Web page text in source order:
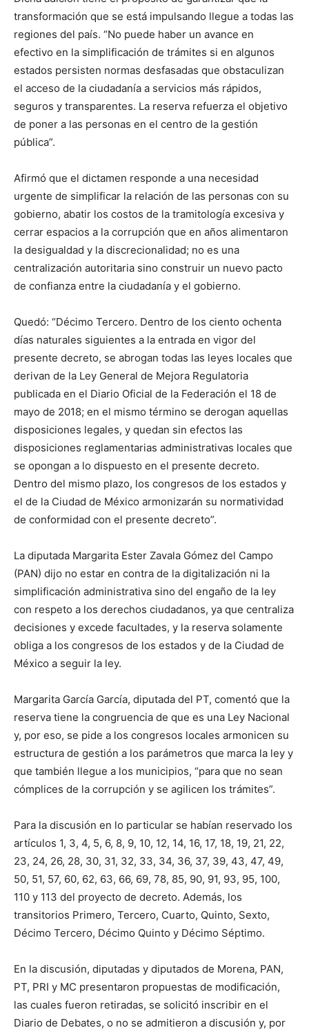
transformación que se está impulsando llegue a todas las
regiones del país. “No puede haber un avance en
efectivo en la simplificación de trámites si en algunos
estados persisten normas desfasadas que obstaculizan
el acceso de la ciudadanía a servicios más rápidos,
seguros y transparentes. La reserva refuerza el objetivo
de poner a las personas en el centro de la gestión
pública”.
Afirmó que el dictamen responde a una necesidad
urgente de simplificar la relación de las personas con su
gobierno, abatir los costos de la tramitología excesiva y
cerrar espacios a la corrupción que en años alimentaron
la desigualdad y la discrecionalidad; no es una
centralización autoritaria sino construir un nuevo pacto
de confianza entre la ciudadanía y el gobierno.
Quedó: “Décimo Tercero. Dentro de los ciento ochenta
días naturales siguientes a la entrada en vigor del
presente decreto, se abrogan todas las leyes locales que
derivan de la Ley General de Mejora Regulatoria
publicada en el Diario Oficial de la Federación el 18 de
mayo de 2018; en el mismo término se derogan aquellas
disposiciones legales, y quedan sin efectos las
disposiciones reglamentarias administrativas locales que
se opongan a lo dispuesto en el presente decreto.
Dentro del mismo plazo, los congresos de los estados y
el de la Ciudad de México armonizarán su normatividad
de conformidad con el presente decreto”.
La diputada Margarita Ester Zavala Gómez del Campo
(PAN) dijo no estar en contra de la digitalización ni la
simplificación administrativa sino del engaño de la ley
con respeto a los derechos ciudadanos, ya que centraliza
decisiones y excede facultades, y la reserva solamente
obliga a los congresos de los estados y de la Ciudad de
México a seguir la ley.
Margarita García García, diputada del PT, comentó que la
reserva tiene la congruencia de que es una Ley Nacional
y, por eso, se pide a los congresos locales armonicen su
estructura de gestión a los parámetros que marca la ley y
que también llegue a los municipios, “para que no sean
cómplices de la corrupción y se agilicen los trámites”.
Para la discusión en lo particular se habían reservado los
artículos 1, 3, 4, 5, 6, 8, 9, 10, 12, 14, 16, 17, 18, 19, 21, 22,
23, 24, 26, 28, 30, 31, 32, 33, 34, 36, 37, 39, 43, 47, 49,
50, 51, 57, 60, 62, 63, 66, 69, 78, 85, 90, 91, 93, 95, 100,
110 y 113 del proyecto de decreto. Además, los
transitorios Primero, Tercero, Cuarto, Quinto, Sexto,
Décimo Tercero, Décimo Quinto y Décimo Séptimo.
En la discusión, diputadas y diputados de Morena, PAN,
PT, PRI y MC presentaron propuestas de modificación,
las cuales fueron retiradas, se solicitó inscribir en el
Diario de Debates, o no se admitieron a discusión y, por